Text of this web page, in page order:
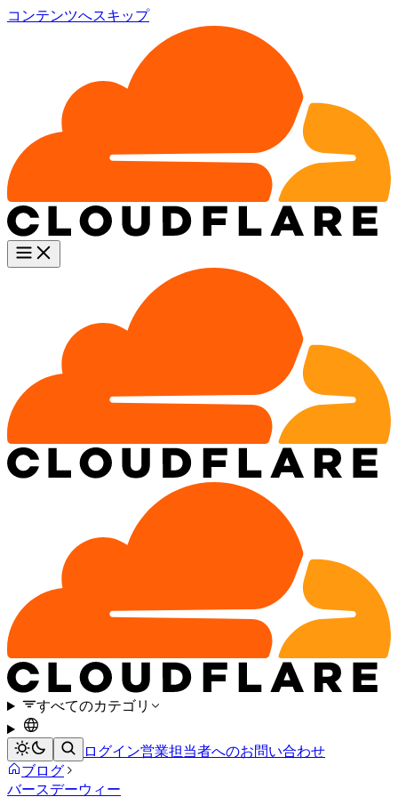
コンテンツへスキップ
すべてのカテゴリ
ログイン営業担当者へのお問い合わせ
ブログ
バースデーウィー